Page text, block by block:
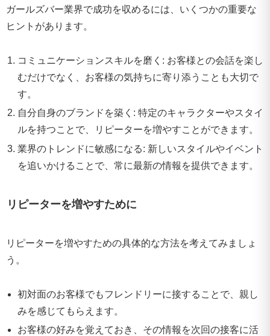
ガールズバー業界で成功を収めるには、いくつかの重要な
ヒントがあります。
コミュニケーションスキルを磨く: お客様との会話を楽し
むだけでなく、お客様の気持ちに寄り添うことも大切で
す。
自分自身のブランドを築く: 特定のキャラクターやスタイ
ルを持つことで、リピーターを増やすことができます。
業界のトレンドに敏感になる: 新しいスタイルやイベント
を追いかけることで、常に最新の情報を提供できます。
リピーターを増やすために
リピーターを増やすための具体的な方法を考えてみましょ
う。
初対面のお客様でもフレンドリーに接することで、親し
みを感じてもらえます。
お客様の好みを覚えておき、その情報を次回の接客に活